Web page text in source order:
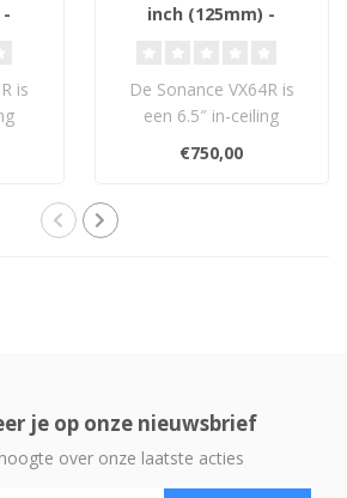
is
..
inch (125mm) -
De Sonance VX64R is
een 6.5″ in-ceiling
luidspreker met
keramische tweeter en ..
€750,00
je op onze nieuwsbrief
over onze laatste acties